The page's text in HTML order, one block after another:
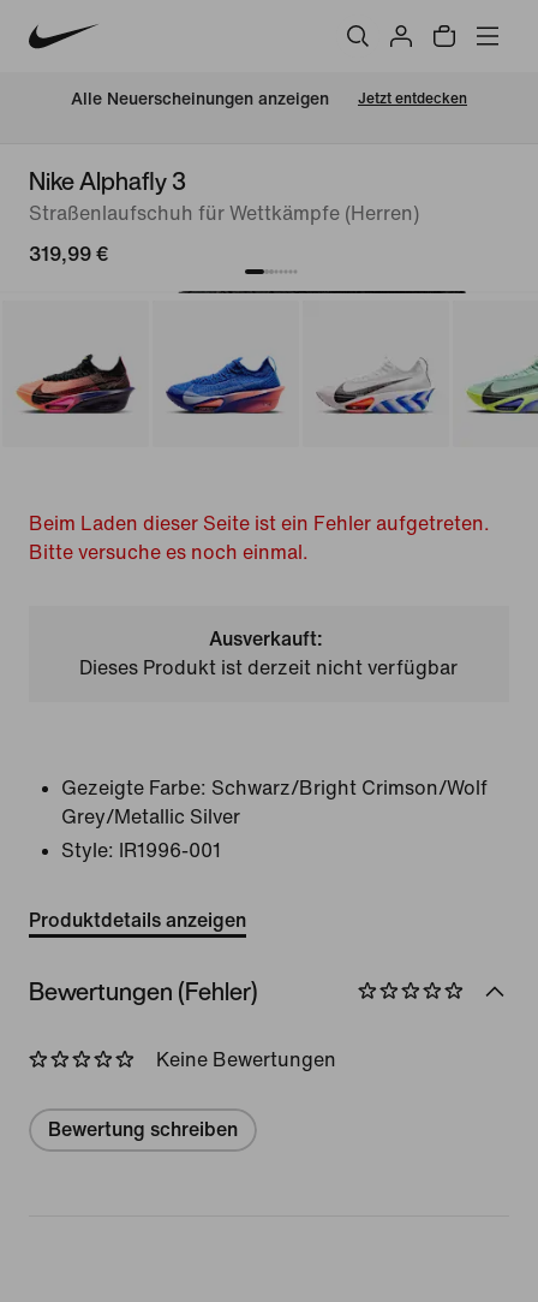
Alle Neuerscheinungen anzeigen Jetzt entdecken
Nike Alphafly 3
Straßenlaufschuh für Wettkämpfe (Herren)
319,99 €
Beim Laden dieser Seite ist ein Fehler aufgetreten.
Bitte versuche es noch einmal.
Ausverkauft:
Dieses Produkt ist derzeit nicht verfügbar
Gezeigte Farbe: Schwarz/Bright Crimson/Wolf
Grey/Metallic Silver
Style:
IR1996-001
Produktdetails anzeigen
Bewertungen (Fehler)
Keine Bewertungen
Bewertung schreiben